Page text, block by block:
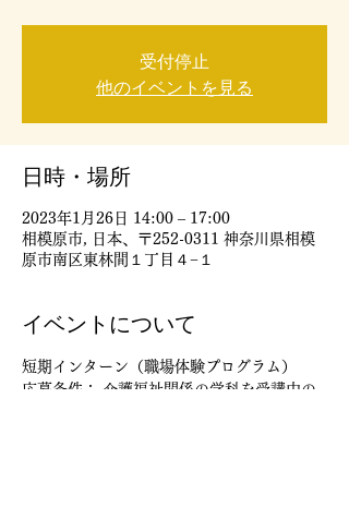
受付停止
他のイベントを見る
日時・場所
2023年1月26日 14:00 – 17:00
相模原市, 日本、〒252-0311 神奈川県相模
原市南区東林間１丁目４−１
イベントについて
短期インターン（職場体験プログラム）
応募条件： 介護福祉関係の学科を受講中の